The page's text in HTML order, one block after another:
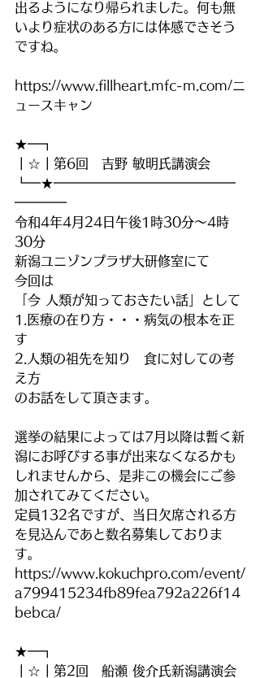
出るようになり帰られました。何も無
いより症状のある方には体感できそう
ですね。
https://www.fillheart.mfc-m.com/ニ
ュースキャン
★━┓
┃☆┃第6回　吉野 敏明氏講演会
┗━★━━━━━━━━━━━━━━
━━━━
令和4年4月24日午後1時30分～4時
30分
新潟ユニゾンプラザ大研修室にて
今回は
「今 人類が知っておきたい話」として
1.医療の在り方・・・病気の根本を正
す
2.人類の祖先を知り　食に対しての考
え方
のお話をして頂きます。
選挙の結果によっては7月以降は暫く新
潟にお呼びする事が出来なくなるかも
しれませんから、是非この機会にご参
加されてみてください。
定員132名ですが、当日欠席される方
を見込んであと数名募集しておりま
す。
https://www.kokuchpro.com/event/
a799415234fb89fea792a226f14
bebca/
★━┓
┃☆┃第2回　船瀬 俊介氏新潟講演会